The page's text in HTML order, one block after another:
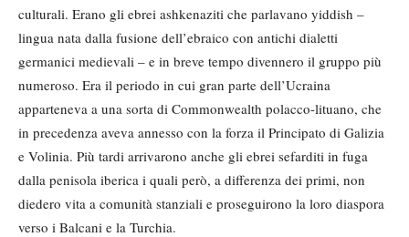
culturali. Erano gli ebrei ashkenaziti che parlavano yiddish –
lingua nata dalla fusione dell’ebraico con antichi dialetti
germanici medievali – e in breve tempo divennero il gruppo più
numeroso. Era il periodo in cui gran parte dell’Ucraina
apparteneva a una sorta di Commonwealth polacco-lituano, che
in precedenza aveva annesso con la forza il Principato di Galizia
e Volinia. Più tardi arrivarono anche gli ebrei sefarditi in fuga
dalla penisola iberica i quali però, a differenza dei primi, non
diedero vita a comunità stanziali e proseguirono la loro diaspora
verso i Balcani e la Turchia.